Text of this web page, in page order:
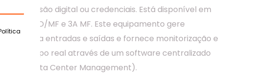
de impressão digital ou credenciais. Está disponível em
F18 ID/MF e 3A MF. Este equipamento gere
regista entradas e saídas e fornece monitorização e
em tempo real através de um software centralizado
– Orion Data Center Management).